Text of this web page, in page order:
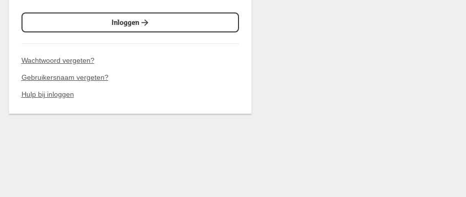
Inloggen
Wachtwoord vergeten?
Gebruikersnaam vergeten?
Hulp bij inloggen